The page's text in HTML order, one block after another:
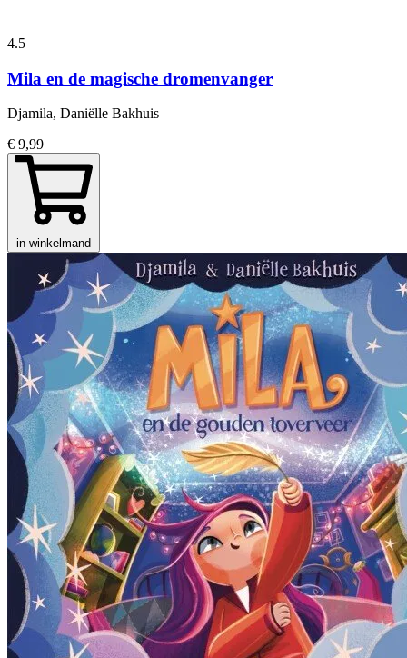
4.5
Mila en de magische dromenvanger
Djamila, Daniëlle Bakhuis
€ 9,99
in winkelmand